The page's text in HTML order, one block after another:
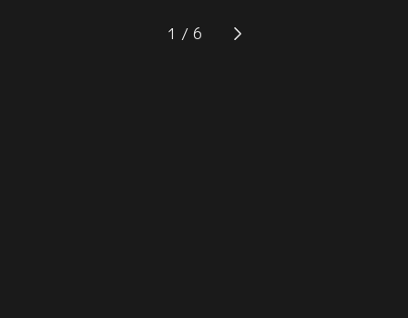
の庭園の橋に修理が必要だと聞きつ
け、ある計画を思いつく。その後、
に庭を愛でようと回廊に誘う。裕昌
郡主を始め子息目当てにやってきて
1